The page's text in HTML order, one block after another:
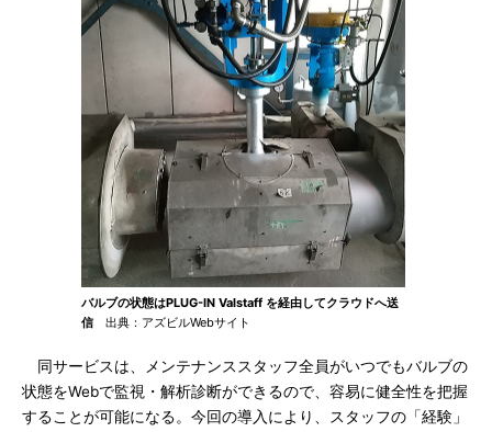
バルブの状態はPLUG-IN Valstaff を経由してクラウドへ送
信 出典：アズビルWebサイト
同サービスは、メンテナンススタッフ全員がいつでもバルブの
状態をWebで監視・解析診断ができるので、容易に健全性を把握
することが可能になる。今回の導入により、スタッフの「経験」